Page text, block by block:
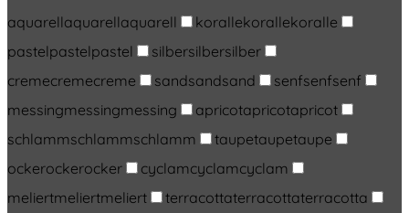
aquarellaquarellaquarell korallekorallekoralle
pastelpastelpastel silbersilbersilber
cremecremecreme sandsandsand senfsenfsenf
messingmessingmessing apricotapricotapricot
schlammschlammschlamm taupetaupetaupe
ockerockerocker cyclamcyclamcyclam
meliertmeliertmeliert terracottaterracottaterracotta